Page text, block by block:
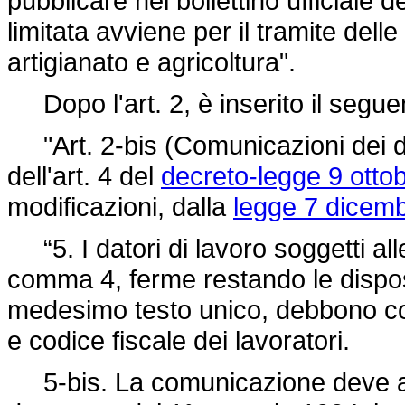
limitata avviene per il tramite
artigianato e agricoltura".
Dopo l'art. 2, è inserito il
"Art. 2-bis (Comunicazioni dei
dell'art. 4 del decreto-legge 9
modificazioni, dalla legge 7
“5. I datori di lavoro soggetti
comma 4, ferme restando le
medesimo testo unico, debbono
e codice fiscale dei lavoratori.
5-bis. La comunicazione deve